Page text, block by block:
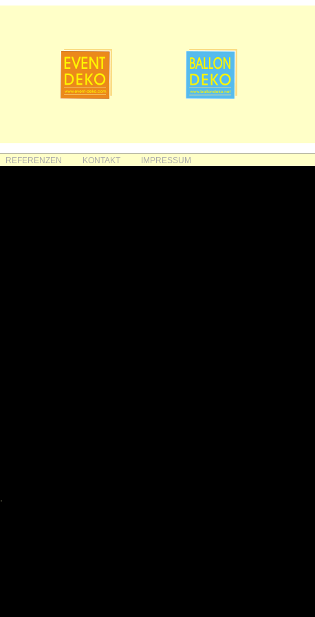
REFERENZEN KONTAKT IMPRESSUM